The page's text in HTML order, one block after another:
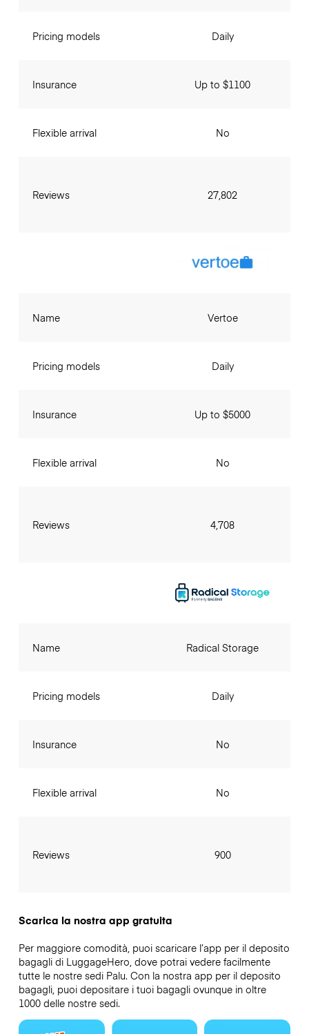
Pricing models
Insurance
Flexible arrival
Reviews
Daily
Up to $1100
No
27,802
Name
Pricing models
Insurance
Flexible arrival
Reviews
Vertoe
Daily
Up to $5000
No
4,708
Name
Pricing models
Insurance
Flexible arrival
Reviews
Radical Storage
Daily
No
No
900
Scarica la nostra app gratuita
Per maggiore comodità, puoi scaricare l’app per il deposito
bagagli di LuggageHero, dove potrai vedere facilmente
tutte le nostre sedi Palu. Con la nostra app per il deposito
bagagli, puoi depositare i tuoi bagagli ovunque in oltre
1000 delle nostre sedi.